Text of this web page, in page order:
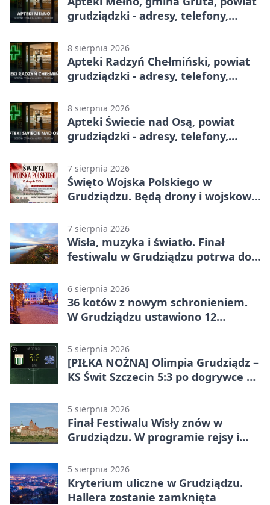
grudziądzki - adresy, telefony,
8 sierpnia 2026
Apteki Radzyń Chełmiński, powiat
grudziądzki - adresy, telefony,
8 sierpnia 2026
Apteki Świecie nad Osą, powiat
grudziądzki - adresy, telefony,
7 sierpnia 2026
Święto Wojska Polskiego w
Grudziądzu. Będą drony i wojskowa
7 sierpnia 2026
Wisła, muzyka i światło. Finał
festiwalu w Grudziądzu potrwa do
6 sierpnia 2026
36 kotów z nowym schronieniem.
W Grudziądzu ustawiono 12
5 sierpnia 2026
[PIŁKA NOŻNA] Olimpia Grudziądz –
KS Świt Szczecin 5:3 po dogrywce w
odwrócili losy meczu
5 sierpnia 2026
Finał Festiwalu Wisły znów w
Grudziądzu. W programie rejsy i
5 sierpnia 2026
Kryterium uliczne w Grudziądzu.
Hallera zostanie zamknięta